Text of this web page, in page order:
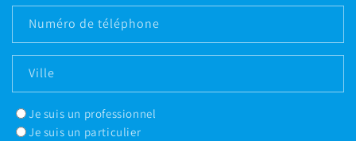
Numéro de téléphone
Ville
Je suis un professionnel
Je suis un particulier